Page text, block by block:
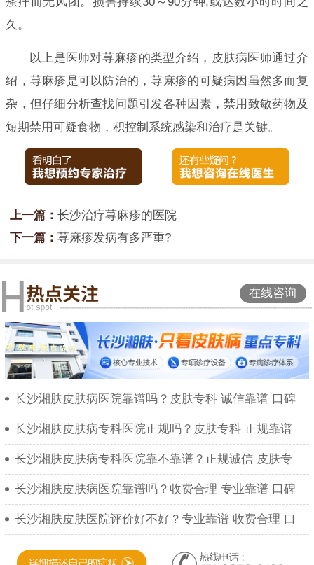
久。
以上是医师对荨麻疹的类型介绍，皮肤病医师通过介
绍，荨麻疹是可以防治的，荨麻疹的可疑病因虽然多而复
杂，但仔细分析查找问题引发各种因素，禁用致敏药物及
短期禁用可疑食物，积控制系统感染和治疗是关键。
上一篇： 长沙治疗荨麻疹的医院
下一篇： 荨麻疹发病有多严重?
在线咨询
长沙湘肤皮肤病医院靠谱吗？皮肤专科 诚信靠谱 口碑
长沙湘肤皮肤病专科医院正规吗？皮肤专科 正规靠谱
长沙湘肤皮肤病专科医院靠不靠谱？正规诚信 皮肤专
长沙湘肤皮肤病医院靠谱吗？收费合理 专业靠谱 口碑
长沙湘肤皮肤医院评价好不好？专业靠谱 收费合理 口